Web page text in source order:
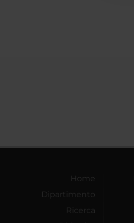
Home
Dipartimento
Ricerca